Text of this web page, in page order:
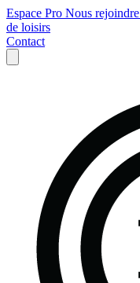
Espace Pro Nous rejoindre
de loisirs
Contact